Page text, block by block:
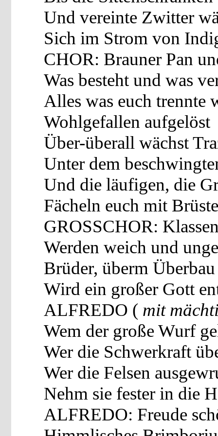
Und vereinte Zwitter
Sich im Strom von
CHOR: Brauner Pan
Was besteht und was
Alles was euch trennte
Wohlgefallen aufgelöst
Über-überall wächst
Unter dem
Und die läufigen, die
Fächeln euch mit
GROSSCHOR:
Werden weich und
Brüder, überm Überbau
Wird ein großer Gott
ALFREDO ( mit
Wem der große Wurf
Wer die Schwerkraft
Wer die Felsen
Nehm sie fester in die
ALFREDO: Freude